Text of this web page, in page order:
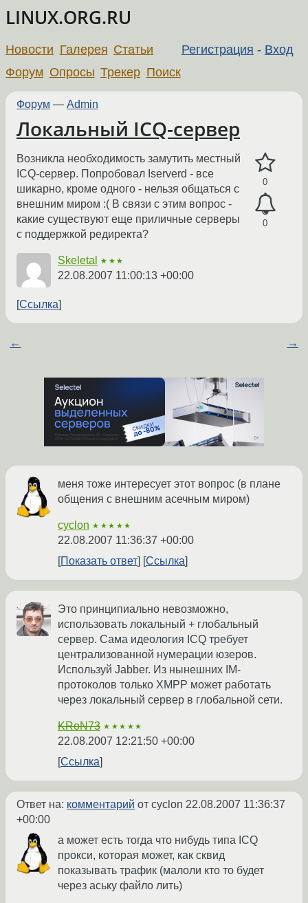
LINUX.ORG.RU
Регистрация - Вход
Новости Галерея Статьи
Форум Опросы Трекер Поиск
Форум — Admin
Локальный ICQ-сервер
0
0
Возникла необходимость замутить местный
ICQ-сервер. Попробовал Iserverd - все
шикарно, кроме одного - нельзя общаться с
внешним миром :( В связи с этим вопрос -
какие существуют еще приличные серверы
с поддержкой редиректа?
Skeletal ★★★
22.08.2007 11:00:13 +00:00
Ссылка
← →
меня тоже интересует этот вопрос (в плане
общения с внешним асечным миром)
cyclon ★★★★★
22.08.2007 11:36:37 +00:00
Показать ответ
Ссылка
Это принципиально невозможно,
использовать локальный + глобальный
сервер. Сама идеология ICQ требует
централизованной нумерации юзеров.
Используй Jabber. Из нынешних IM-
протоколов только XMPP может работать
через локальный сервер в глобальной сети.
KRoN73 ★★★★★
22.08.2007 12:21:50 +00:00
Ссылка
Ответ на: комментарий от cyclon 22.08.2007 11:36:37
+00:00
а может есть тогда что нибудь типа ICQ
прокси, которая может, как сквид
показывать трафик (малоли кто то будет
через аську файло лить)